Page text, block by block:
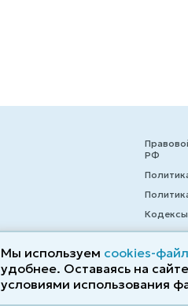
РФ
©
Мы используем cookies-
удобнее. Оставаясь на
условиями использования